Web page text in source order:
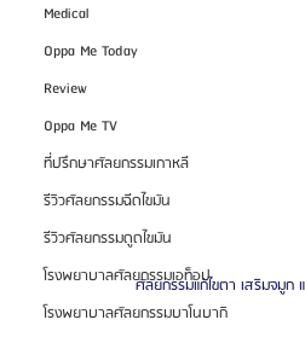
Medical
Oppa Me Today
Review
Oppa Me TV
ที่ปรึกษาศัลยกรรมเกาหลี
รีวิวศัลยกรรมฉีดไขมัน
รีวิวศัลยกรรมดูดไขมัน
โรงพยาบาลศัลยกรรมเอท็อป
โรงพยาบาลศัลยกรรมบาโนบากิ
ศัลยกรรมแก้ไขตา เสริมจมูก